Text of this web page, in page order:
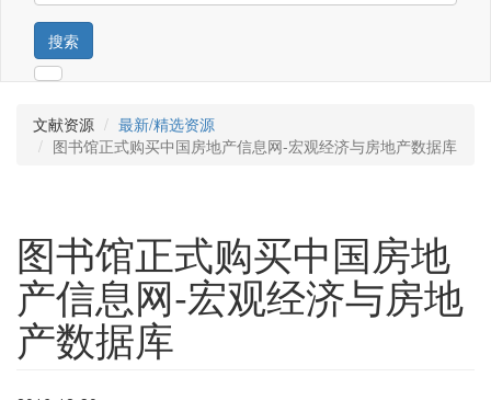
搜索
文献资源
最新/精选资源
图书馆正式购买中国房地产信息网-宏观经济与房地产数据库
图书馆正式购买中国房地
产信息网-宏观经济与房地
产数据库